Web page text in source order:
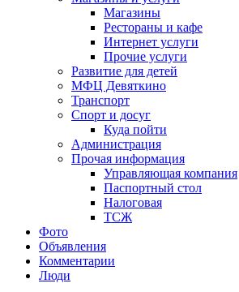
Магазины
Рестораны и кафе
Интернет услуги
Прочие услуги
Развитие для детей
МФЦ Девяткино
Транспорт
Спорт и досуг
Куда пойти
Администрация
Прочая информация
Управляющая компания
Паспортный стол
Налоговая
ТСЖ
Фото
Объявления
Комментарии
Люди